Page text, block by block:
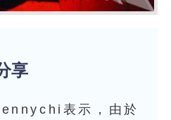
享
表示，由於